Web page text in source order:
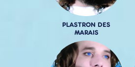
PLASTRON DES
MARAIS